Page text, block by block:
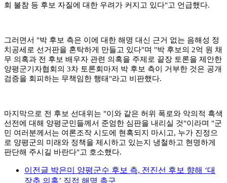
회 불참 등 후보 자질에 대한 우려가 커지고 있다"고 언급했다.
그러면서 "박 후보 측은 이에 대한 해명 대신 근거 없는 음해성 정
치공세로 선거판을 혼탁하게 만들고 있다"며 "박 후보의 2억 원 채
무 의혹과 전 후보 배우자 관련 의혹을 주제로 끝장 토론을 제안한
양평군기자협회의 3차 토론회마저 박 후보 측이 거부한 것은 공개
검증을 회피하는 무책임한 행태"라고 비판했다.
마지막으로 전 후보 선대위는 "이와 같은 허위 폭로와 악의적 흑색
선전에 대해 양평군민들께서 준엄한 심판을 내리실 것"이라며 "군
민 여러분께서는 여론조작 시도에 현혹되지 마시고, 누가 진정으
로 양평군의 미래와 정책을 제시하고 있는지 냉철하고 현명하게
판단해 주시길 바란다"고 호소했다.
이전글 박은미 양평군수 후보 측, 전진선 후보 향해 ‘대
장추 의혹’ 직접 해명 촉구